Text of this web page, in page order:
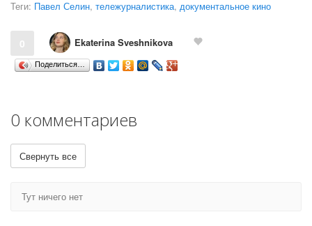
Теги: Павел Селин, тележурналистика, документальное кино
0 Ekaterina Sveshnikova
Поделиться…
0 комментариев
Свернуть все
Тут ничего нет